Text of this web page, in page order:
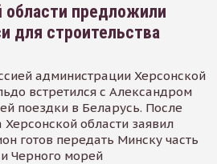
области предложили
для строительства
администрации Херсонской
встретился с Александром
поездки в Беларусь. После
Херсонской области заявил
готов передать Минску часть
Черного морей